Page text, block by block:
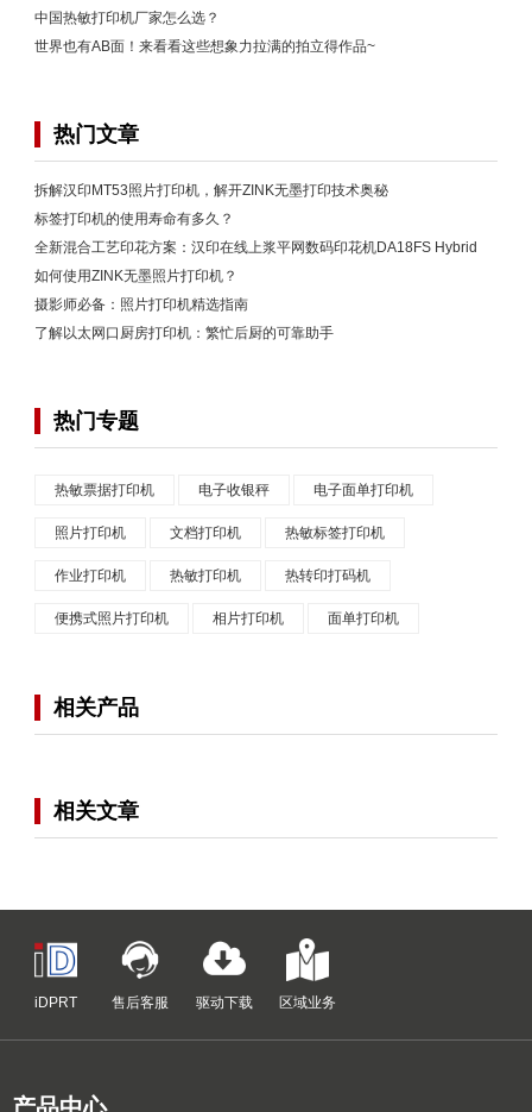
中国热敏打印机厂家怎么选？
世界也有AB面！来看看这些想象力拉满的拍立得作品~
热门文章
拆解汉印MT53照片打印机，解开ZINK无墨打印技术奥秘
标签打印机的使用寿命有多久？
全新混合工艺印花方案：汉印在线上浆平网数码印花机DA18FS Hybrid
如何使用ZINK无墨照片打印机？
摄影师必备：照片打印机精选指南
了解以太网口厨房打印机：繁忙后厨的可靠助手
热门专题
热敏票据打印机 电子收银秤 电子面单打印机
照片打印机 文档打印机 热敏标签打印机
作业打印机 热敏打印机 热转印打码机
便携式照片打印机 相片打印机 面单打印机
相关产品
相关文章
iDPRT 售后客服 驱动下载 区域业务